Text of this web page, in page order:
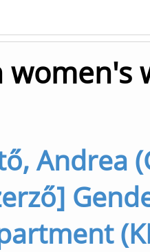
women's
Andrea